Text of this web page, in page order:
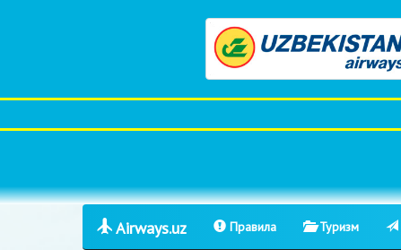
Airways.uz Правила Туризм